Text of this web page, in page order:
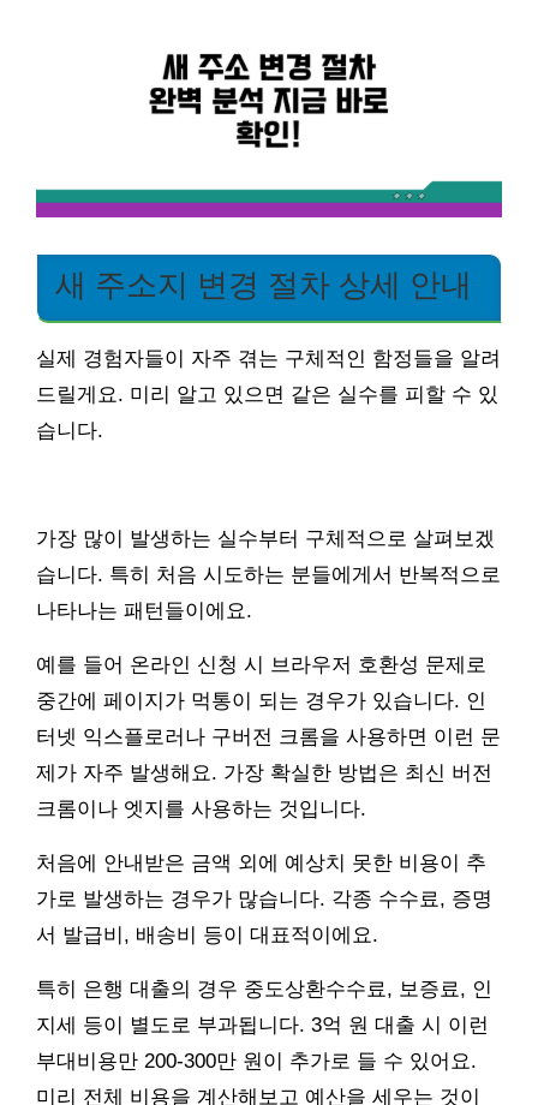
새 주소지 변경 절차 상세 안내
실제 경험자들이 자주 겪는 구체적인 함정들을 알려
드릴게요. 미리 알고 있으면 같은 실수를 피할 수 있
습니다.
가장 많이 발생하는 실수부터 구체적으로 살펴보겠
습니다. 특히 처음 시도하는 분들에게서 반복적으로
나타나는 패턴들이에요.
예를 들어 온라인 신청 시 브라우저 호환성 문제로
중간에 페이지가 먹통이 되는 경우가 있습니다. 인
터넷 익스플로러나 구버전 크롬을 사용하면 이런 문
제가 자주 발생해요. 가장 확실한 방법은 최신 버전
크롬이나 엣지를 사용하는 것입니다.
처음에 안내받은 금액 외에 예상치 못한 비용이 추
가로 발생하는 경우가 많습니다. 각종 수수료, 증명
서 발급비, 배송비 등이 대표적이에요.
특히 은행 대출의 경우 중도상환수수료, 보증료, 인
지세 등이 별도로 부과됩니다. 3억 원 대출 시 이런
부대비용만 200-300만 원이 추가로 들 수 있어요.
미리 전체 비용을 계산해보고 예산을 세우는 것이